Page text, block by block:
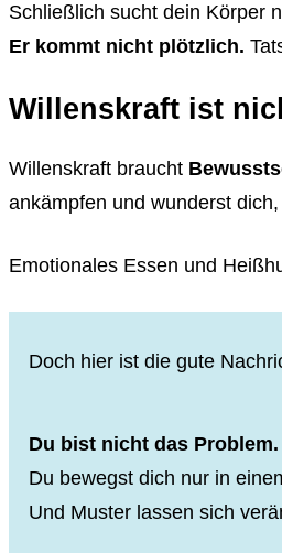
Schließlich sucht dein Körper
Er kommt nicht plötzlich.
Willenskraft ist
Willenskraft braucht
ankämpfen und wunderst
Emotionales Essen und
Doch hier ist die gute
Du bist nicht das Problem.
Du bewegst dich nur in
Und Muster lassen sich